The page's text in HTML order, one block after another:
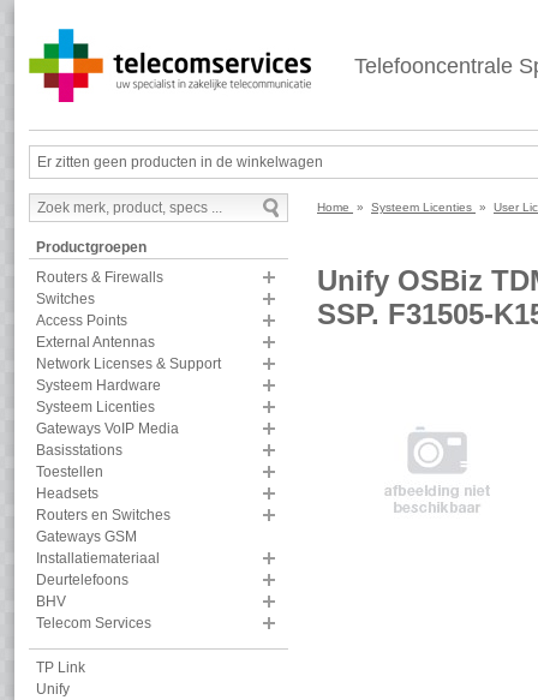
Telefooncentrale
Er zitten geen producten in de winkelwagen
Productgroepen
Routers & Firewalls
Switches
Access Points
External Antennas
Network Licenses & Support
Systeem Hardware
Systeem Licenties
Gateways VoIP Media
Basisstations
Toestellen
Headsets
Routers en Switches
Gateways GSM
Installatiemateriaal
Deurtelefoons
BHV
Telecom Services
TP Link
Unify
Home » Systeem Licenties » User
Unify OSBiz
SSP. F31505-